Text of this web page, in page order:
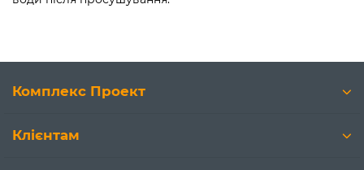
Комплекс Проект
Клієнтам